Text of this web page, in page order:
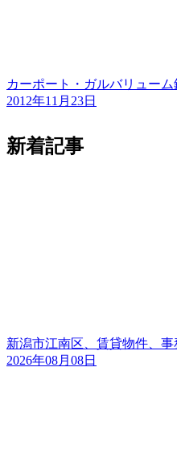
カーポート・ガルバリューム
2012年11月23日
新着記事
新潟市江南区、賃貸物件、
2026年08月08日